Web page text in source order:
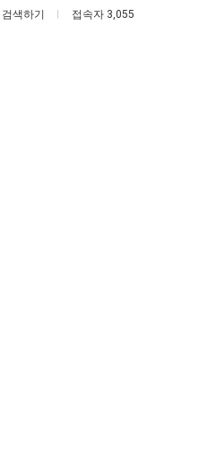
검색하기 접속자 3,055